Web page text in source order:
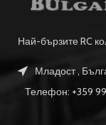
Най-бързите RC
Младост ,
Телефон: +359